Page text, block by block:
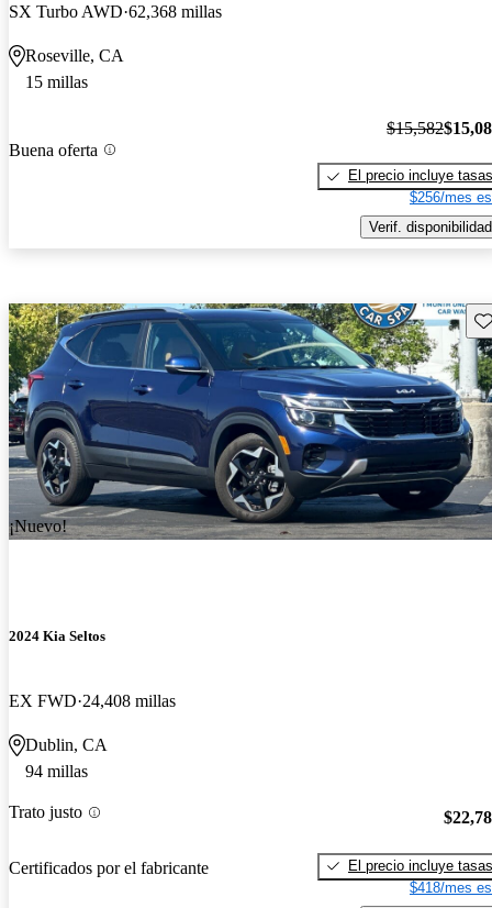
SX Turbo AWD 62,368 millas
Roseville, CA
15 millas
Buena oferta
$15,582
El precio incluye tasas
$256/mes
Verif. disponibilidad
¡Nuevo!
2024 Kia Seltos
EX FWD 24,408 millas
Dublin, CA
94 millas
Trato justo
Certificados por el fabricante
El precio incluye tasas
$418/mes